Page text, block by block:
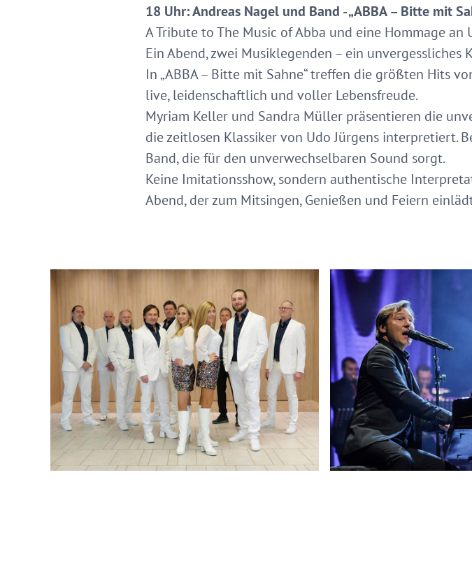
18 Uhr: Andreas Nagel und Band - „ABBA – Bitte mit
A Tribute to The Music of Abba und eine Hommage an
Ein Abend, zwei Musiklegenden – ein unvergessliches
In „ABBA – Bitte mit Sahne“ treffen die größten Hits
live, leidenschaftlich und voller Lebensfreude.
Myriam Keller und Sandra Müller präsentieren die
die zeitlosen Klassiker von Udo Jürgens interpretiert.
Band, die für den unverwechselbaren Sound sorgt.
Keine Imitationsshow, sondern authentische
Abend, der zum Mitsingen, Genießen und Feiern